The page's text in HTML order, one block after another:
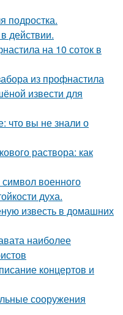
подростка.
действии.
на 10 соток в
из профнастила
извести для
что вы не знали о
раствора: как
военного
духа.
известь в домашних
наиболее
концертов и
сооружения